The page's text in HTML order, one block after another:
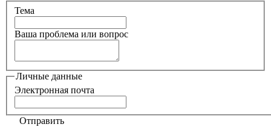
Тема
Ваша проблема или вопрос
Личные данные
Электронная почта
Отправить